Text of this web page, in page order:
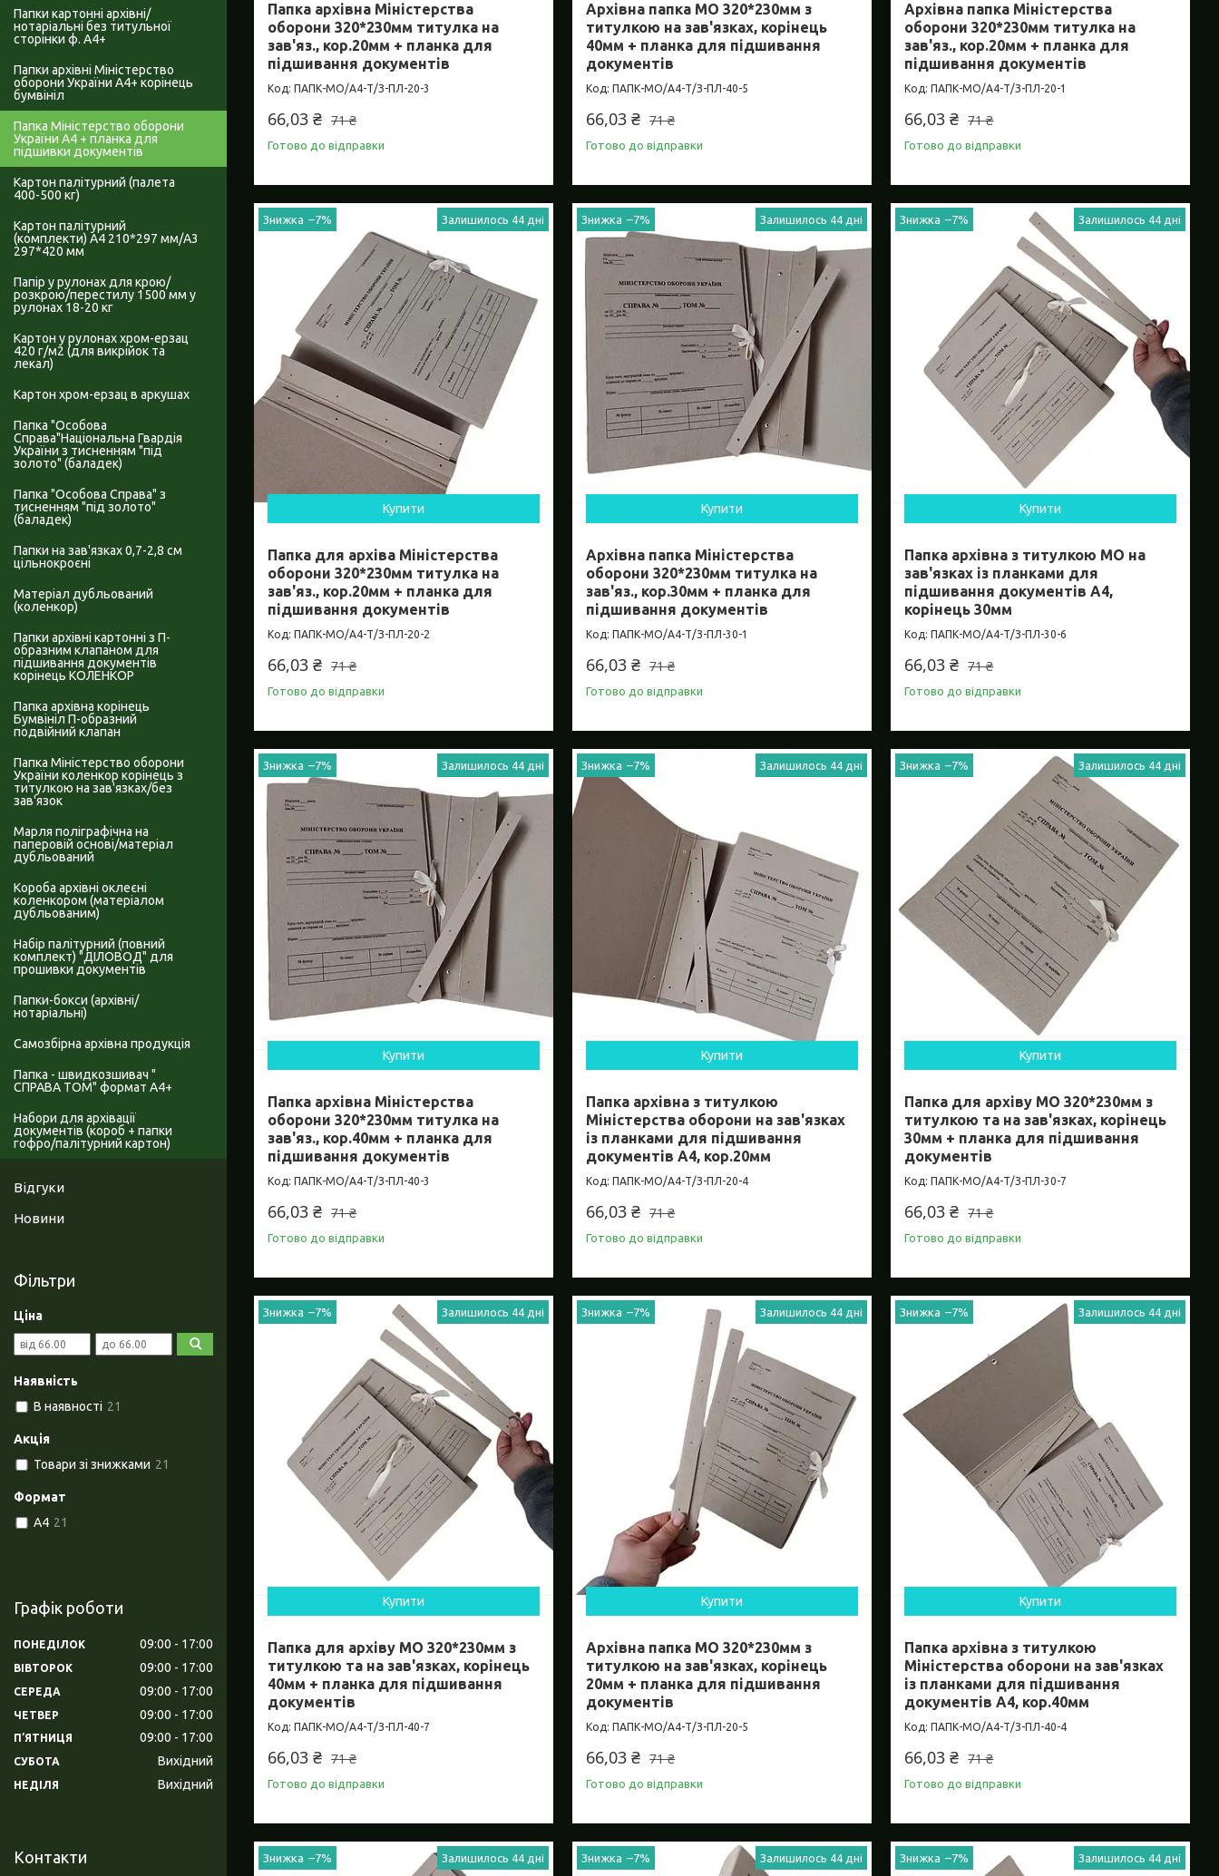
Папка архівна Міністерства
оборони 320*230мм титулка на
зав'яз., кор.20мм + планка для
підшивання документів
ПАПК-МО/А4-Т/З-ПЛ-20-3
71 ₴
66,03 ₴
Готово до відправки
Архівна папка МО 320*230мм з
титулкою на зав'язках, корінець
40мм + планка для підшивання
документів
ПАПК-МО/А4-Т/З-ПЛ-40-5
71 ₴
66,03 ₴
Готово до відправки
Архівна папка Міністерства
оборони 320*230мм титулка на
зав'яз., кор.20мм + планка для
підшивання документів
ПАПК-МО/А4-Т/З-ПЛ-20-1
71 ₴
66,03 ₴
Готово до відправки
–7% Залишилось 44 дні
Купити
Папка для архіва Міністерства
оборони 320*230мм титулка на
зав'яз., кор.20мм + планка для
підшивання документів
ПАПК-МО/А4-Т/З-ПЛ-20-2
71 ₴
66,03 ₴
Готово до відправки
–7% Залишилось 44 дні
Купити
Архівна папка Міністерства
оборони 320*230мм титулка на
зав'яз., кор.30мм + планка для
підшивання документів
ПАПК-МО/А4-Т/З-ПЛ-30-1
71 ₴
66,03 ₴
Готово до відправки
–7% Залишилось 44 дні
Купити
Папка архівна з титулкою МО на
зав'язках із планками для
підшивання документів А4,
корінець 30мм
ПАПК-МО/А4-Т/З-ПЛ-30-6
71 ₴
66,03 ₴
Готово до відправки
–7% Залишилось 44 дні
Купити
Папка архівна Міністерства
оборони 320*230мм титулка на
зав'яз., кор.40мм + планка для
підшивання документів
ПАПК-МО/А4-Т/З-ПЛ-40-3
71 ₴
66,03 ₴
Готово до відправки
–7% Залишилось 44 дні
Купити
Папка архівна з титулкою
Міністерства оборони на зав'язках
із планками для підшивання
документів А4, кор.20мм
ПАПК-МО/А4-Т/З-ПЛ-20-4
71 ₴
66,03 ₴
Готово до відправки
–7% Залишилось 44 дні
Купити
Папка для архіву МО 320*230мм з
титулкою та на зав'язках, корінець
30мм + планка для підшивання
документів
ПАПК-МО/А4-Т/З-ПЛ-30-7
71 ₴
66,03 ₴
Готово до відправки
–7% Залишилось 44 дні
Купити
Папка для архіву МО 320*230мм з
титулкою та на зав'язках, корінець
40мм + планка для підшивання
документів
ПАПК-МО/А4-Т/З-ПЛ-40-7
71 ₴
66,03 ₴
Готово до відправки
–7% Залишилось 44 дні
Купити
Архівна папка МО 320*230мм з
титулкою на зав'язках, корінець
20мм + планка для підшивання
документів
ПАПК-МО/А4-Т/З-ПЛ-20-5
71 ₴
66,03 ₴
Готово до відправки
–7% Залишилось 44 дні
Купити
Папка архівна з титулкою
Міністерства оборони на зав'язках
із планками для підшивання
документів А4, кор.40мм
ПАПК-МО/А4-Т/З-ПЛ-40-4
71 ₴
66,03 ₴
Готово до відправки
–7% Залишилось 44 дні –7% Залишилось 44 дні –7% Залишилось 44 дні
Папки картонні архівні/
нотаріальні без титульної
сторінки ф. А4+
Папки архівні Міністерство
оборони України А4+ корінець
бумвініл
Папка Міністерство оборони
України А4 + планка для
підшивки документів
Картон палітурний (палета
400-500 кг)
Картон палітурний
(комплекти) А4 210*297 мм/А3
297*420 мм
Папір у рулонах для крою/
розкрою/перестилу 1500 мм у
рулонах 18-20 кг
Картон у рулонах хром-ерзац
420 г/м2 (для викрійок та
лекал)
Картон хром-ерзац в аркушах
Папка "Особова
Справа"Національна Гвардія
України з тисненням "під
золото" (баладек)
Папка "Особова Справа" з
тисненням "під золото"
(баладек)
Папки на зав'язках 0,7-2,8 см
цільнокроєні
Матеріал дубльований
(коленкор)
Папки архівні картонні з П-
образним клапаном для
підшивання документів
корінець КОЛЕНКОР
Папка архівна корінець
Бумвініл П-образний
подвійний клапан
Папка Міністерство оборони
України коленкор корінець з
титулкою на зав'язках/без
зав'язок
Марля поліграфічна на
паперовій основі/матеріал
дубльований
Короба архівні оклеєні
коленкором (матеріалом
дубльованим)
Набір палітурний (повний
комплект) "ДІЛОВОД" для
прошивки документів
Папки-бокси (архівні/
нотаріальні)
Самозбірна архівна продукція
Папка - швидкозшивач "
СПРАВА ТОМ" формат А4+
Набори для архівації
документів (короб + папки
гофро/палітурний картон)
Відгуки
Новини
Фільтри
Ціна
Наявність
В наявності 21
Акція
Товари зі знижками 21
Формат
A4 21
Графік роботи
ПОНЕДІЛОК 09:00 17:00
ВІВТОРОК 09:00 17:00
СЕРЕДА 09:00 17:00
ЧЕТВЕР 09:00 17:00
ПʼЯТНИЦЯ 09:00 17:00
СУБОТА Вихідний
НЕДІЛЯ Вихідний
Контакти